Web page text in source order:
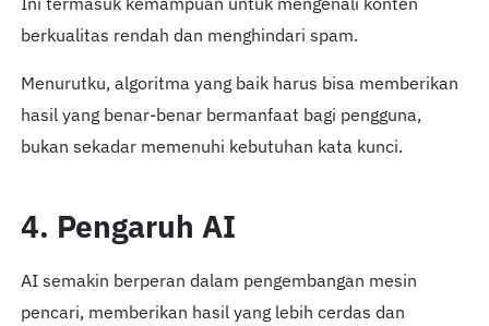
berkualitas rendah dan menghindari spam.
Menurutku, algoritma yang baik harus bisa memberikan
hasil yang benar-benar bermanfaat bagi pengguna,
bukan sekadar memenuhi kebutuhan kata kunci.
4. Pengaruh AI
AI semakin berperan dalam pengembangan mesin
pencari, memberikan hasil yang lebih cerdas dan